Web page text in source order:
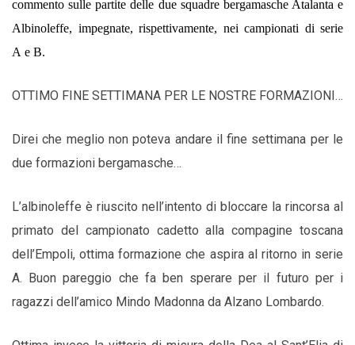
commento sulle partite delle due squadre bergamasche Atalanta e
Albinoleffe, impegnate, rispettivamente, nei campionati di serie
A e B.
OTTIMO FINE SETTIMANA PER LE NOSTRE FORMAZIONI…
Direi che meglio non poteva andare il fine settimana per le
due formazioni bergamasche…
L’albinoleffe è riuscito nell’intento di bloccare la rincorsa al
primato del campionato cadetto alla compagine toscana
dell’Empoli, ottima formazione che aspira al ritorno in serie
A. Buon pareggio che fa ben sperare per il futuro per i
ragazzi dell’amico Mindo Madonna da Alzano Lombardo.